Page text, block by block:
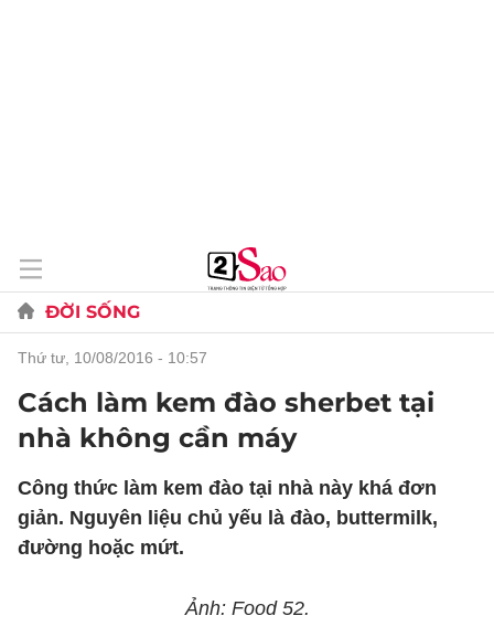
ĐỜI SỐNG
thứ tư, 10/08/2016 - 10:57
Cách làm kem đào sherbet tại
nhà không cần máy
Công thức làm kem đào tại nhà này khá đơn
giản. Nguyên liệu chủ yếu là đào, buttermilk,
đường hoặc mứt.
Ảnh: Food 52.